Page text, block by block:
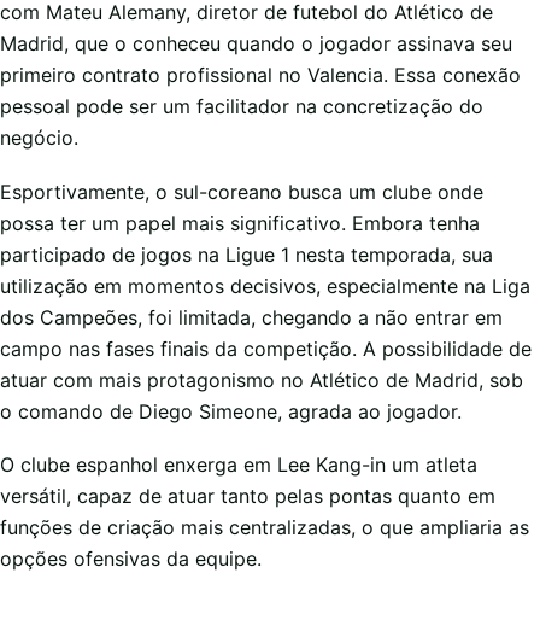
com Mateu Alemany, diretor de futebol do Atlético de
Madrid, que o conheceu quando o jogador assinava seu
primeiro contrato profissional no Valencia. Essa conexão
pessoal pode ser um facilitador na concretização do
negócio.
Esportivamente, o sul-coreano busca um clube onde
possa ter um papel mais significativo. Embora tenha
participado de jogos na Ligue 1 nesta temporada, sua
utilização em momentos decisivos, especialmente na Liga
dos Campeões, foi limitada, chegando a não entrar em
campo nas fases finais da competição. A possibilidade de
atuar com mais protagonismo no Atlético de Madrid, sob
o comando de Diego Simeone, agrada ao jogador.
O clube espanhol enxerga em Lee Kang-in um atleta
versátil, capaz de atuar tanto pelas pontas quanto em
funções de criação mais centralizadas, o que ampliaria as
opções ofensivas da equipe.